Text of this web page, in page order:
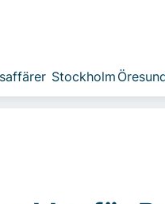
Stockholm